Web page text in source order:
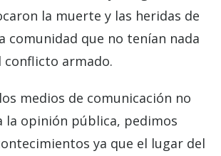
la muerte y las heridas de
comunidad que no tenían nada
conflicto armado.
medios de comunicación no
la opinión pública, pedimos
ya que el lugar del